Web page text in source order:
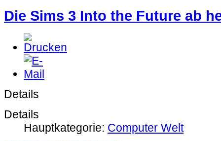
Die Sims 3 Into the Future ab
Details
Details
Hauptkategorie: Computer Welt